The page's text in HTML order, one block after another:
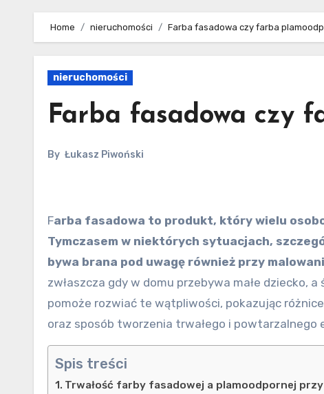
Home nieruchomości Farba fasadowa czy farba
nieruchomości
Farba fasadowa czy
By Łukasz Piwoński
Farba fasadowa to produkt, który wielu
Tymczasem w niektórych sytuacjach,
bywa brana pod uwagę również przy
zwłaszcza gdy w domu przebywa małe dziecko,
pomoże rozwiać te wątpliwości, pokazując
oraz sposób tworzenia trwałego i
Spis treści
Trwałość farby fasadowej a plamoodpornej